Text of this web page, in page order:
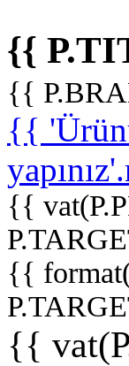
{{
{{
{{
{{
{{
{{